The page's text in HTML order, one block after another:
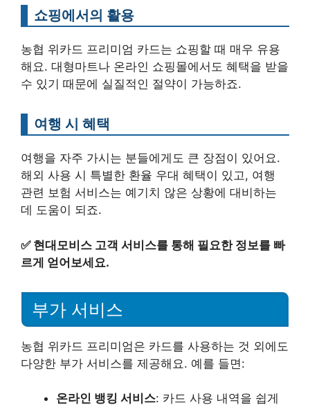
쇼핑에서의 활용
농협 위카드 프리미엄 카드는 쇼핑할 때 매우 유용
해요. 대형마트나 온라인 쇼핑몰에서도 혜택을 받을
수 있기 때문에 실질적인 절약이 가능하죠.
여행 시 혜택
여행을 자주 가시는 분들에게도 큰 장점이 있어요.
해외 사용 시 특별한 환율 우대 혜택이 있고, 여행
관련 보험 서비스는 예기치 않은 상황에 대비하는
데 도움이 되죠.
✅ 현대모비스 고객 서비스를 통해 필요한 정보를 빠
르게 얻어보세요.
부가 서비스
농협 위카드 프리미엄은 카드를 사용하는 것 외에도
다양한 부가 서비스를 제공해요. 예를 들면:
온라인 뱅킹 서비스: 카드 사용 내역을 쉽게